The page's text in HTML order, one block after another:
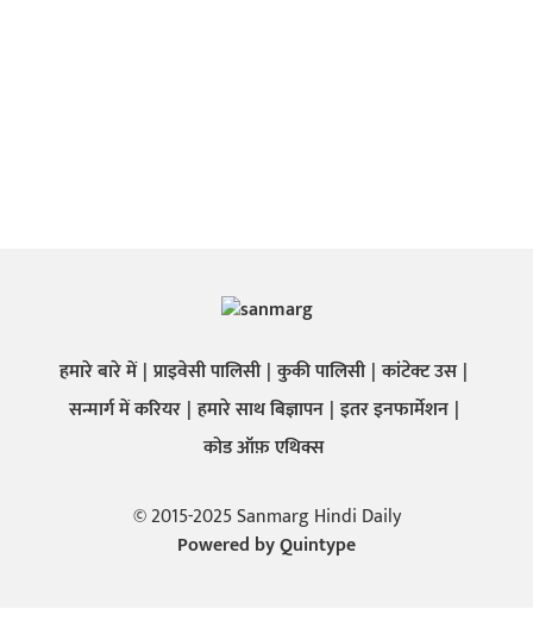
हमारे बारे में प्राइवेसी पालिसी कुकी पालिसी कांटेक्ट उस
सन्मार्ग में करियर हमारे साथ बिज्ञापन इतर इनफार्मेशन
कोड ऑफ़ एथिक्स
© 2015-2025 Sanmarg Hindi Daily
Powered byQuintype